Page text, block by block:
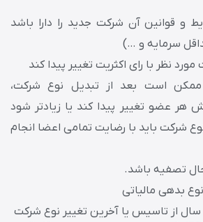
و قوانین آن شرکت جدید را دارا باشد
سرمایه و …)
نظر با رای اکثریت تغییر پیدا کند
ممکن است بعد از تبدیل نوع شرکت،
هر عضو تغییر پیدا کند یا زیادتر شود
شرکت باید با رضایت تمامی اعضا انجام
تصفیه باشد.
بدهی مالیاتی